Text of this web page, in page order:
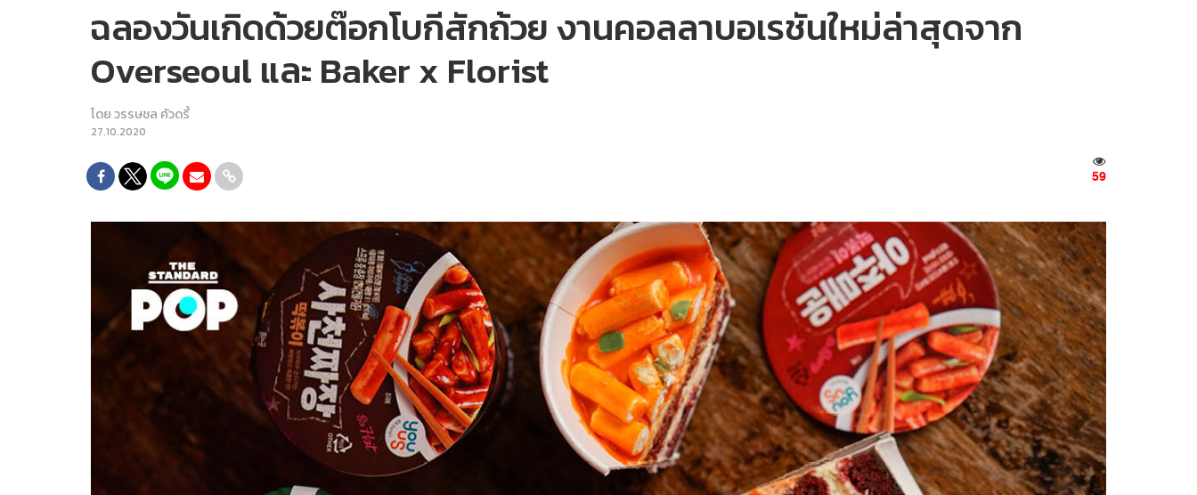
ฉลองวันเกิดด้วยต๊อกโบกีสักถ้วย งานคอลลาบอเรชันใหม่ล่าสุดจาก
Overseoul และ Baker x Florist
โดยวรรษชล คัวดรี้
27.10.2020
59